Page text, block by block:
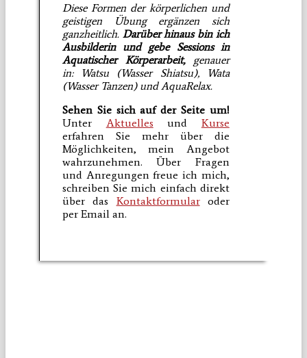
Diese Formen der körperlichen und
geistigen Übung ergänzen sich
ganzheitlich. Darüber hinaus bin ich
Ausbilderin und gebe Sessions in
Aquatischer Körperarbeit,genauer
in: Watsu (Wasser Shiatsu), Wata
(Wasser Tanzen) und AquaRelax.
Sehen Sie sich auf der Seite um!
Unter Aktuelles und Kurse
erfahren Sie mehr über die
Möglichkeiten, mein Angebot
wahrzunehmen. Über Fragen
und Anregungen freue ich mich,
schreiben Sie mich einfach direkt
über das Kontaktformularoder
per Email an.